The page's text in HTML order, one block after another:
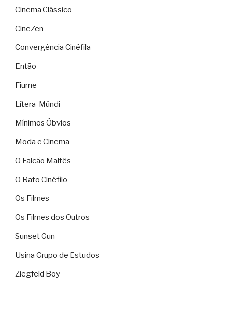
Cinema Clássico
CineZen
Convergência Cinéfila
Então
Fiume
Lítera-Múndi
Mínimos Óbvios
Moda e Cinema
O Falcão Maltês
O Rato Cinéfilo
Os Filmes
Os Filmes dos Outros
Sunset Gun
Usina Grupo de Estudos
Ziegfeld Boy